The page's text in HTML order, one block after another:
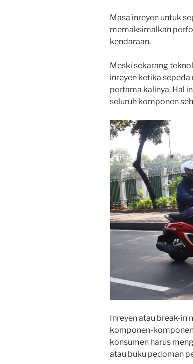
Masa inreyen untuk
memaksimalkan
kendaraan.
Meski sekarang
inreyen ketika
pertama kalinya. Hal
seluruh komponen
Inreyen atau break-in
komponen-komponen
konsumen harus
atau buku pedoman